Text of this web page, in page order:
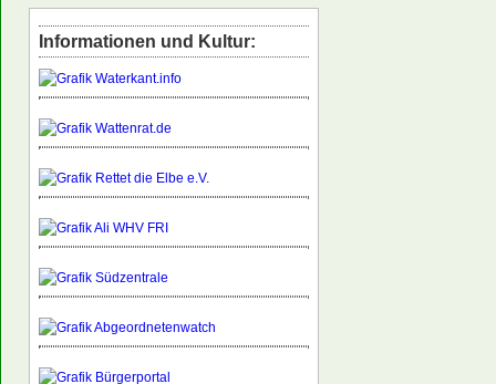
Informationen und Kultur: